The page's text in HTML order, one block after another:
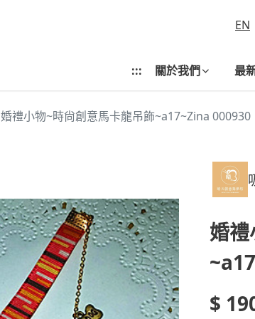
EN
::: 關於我們 最
婚禮小物~時尙創意馬卡龍吊飾~a17~Zina 000930
婚
$